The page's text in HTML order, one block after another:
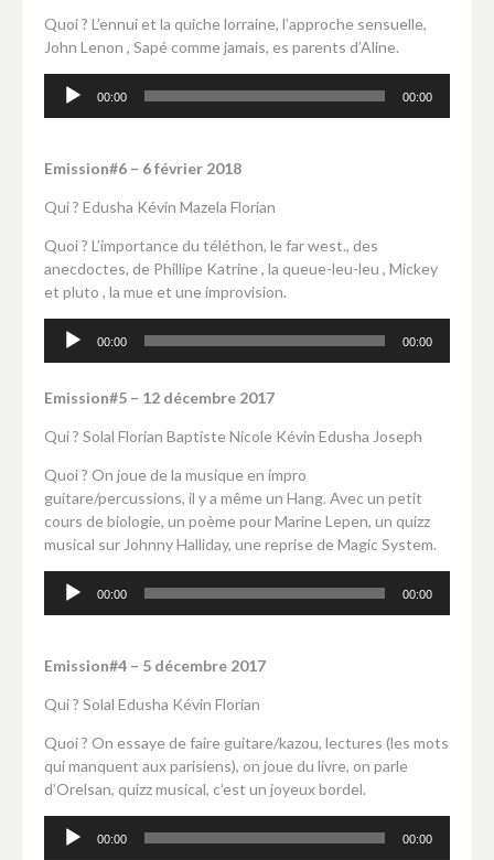
Quoi ? L’ennui et la quiche lorraine, l’approche sensuelle,
John Lenon , Sapé comme jamais, es parents d’Aline.
Lecteur
audio
00:00 00:00
Emission#6 – 6 février 2018
Qui ? Edusha Kévin Mazela Florian
Quoi ? L’importance du téléthon, le far west., des
anecdoctes, de Phillipe Katrine , la queue-leu-leu , Mickey
et pluto , la mue et une improvision.
Lecteur
audio
00:00 00:00
Emission#5 – 12 décembre 2017
Qui ? Solal Florian Baptiste Nicole Kévin Edusha Joseph
Quoi ? On joue de la musique en impro
guitare/percussions, il y a même un Hang. Avec un petit
cours de biologie, un poème pour Marine Lepen, un quizz
musical sur Johnny Halliday, une reprise de Magic System.
Lecteur
audio
00:00 00:00
Emission#4 – 5 décembre 2017
Qui ? Solal Edusha Kévin Florian
Quoi ? On essaye de faire guitare/kazou, lectures (les mots
qui manquent aux parisiens), on joue du livre, on parle
d’Orelsan, quizz musical, c’est un joyeux bordel.
Lecteur
audio
00:00 00:00